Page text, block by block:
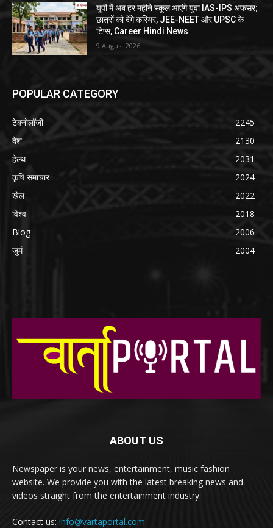
यूपी में अब हर महीने स्कूल आएंगे युवा IAS-IPS अफसर;
छात्रों को देंगे करियर, JEE-NEET और UPSC के
टिप्स, Career Hindi News
9 August 2026
POPULAR CATEGORY
टेक्नोलॉजी
2245
देश
2130
हेल्थ
2031
कृषि समाचार
2024
खेल
2022
विश्व
2018
Blog
2006
जुर्म
2004
ABOUT US
Newspaper is your news, entertainment, music fashion
website. We provide you with the latest breaking news and
videos straight from the entertainment industry.
Contact us: info@vartaportal.com